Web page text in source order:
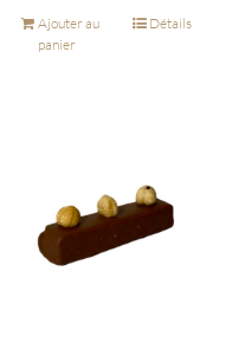
Ajouter au
panier
Détails